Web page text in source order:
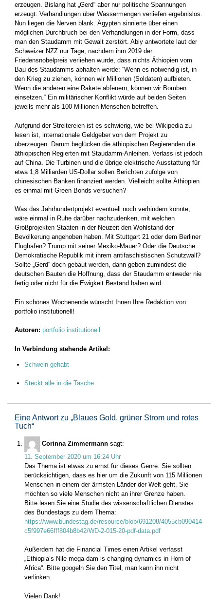
erzeugen. Bislang hat „Gerd“ aber nur politische Spannungen
erzeugt. Verhandlungen über Wassermengen verliefen ergebnislos.
Nun liegen die Nerven blank. Ägypten sinnierte über einen
möglichen Durchbruch bei den Verhandlungen in der Form, dass
man den Staudamm mit Gewalt zerstört. Abiy antwortete laut der
Schweizer NZZ nur Tage, nachdem ihm 2019 der
Friedensnobelpreis verliehen wurde, dass nichts Äthiopien vom
Bau des Staudamms abhalten werde: “Wenn es notwendig ist, in
den Krieg zu ziehen, können wir Millionen (Soldaten) aufbieten.
Wenn die anderen eine Rakete abfeuern, können wir Bomben
einsetzen.“ Ein militärischer Konflikt würde auf beiden Seiten
jeweils mehr als 100 Millionen Menschen betreffen.
Aufgrund der Streitereien ist es schwierig, wie bei Wikipedia zu
lesen ist, internationale Geldgeber von dem Projekt zu
überzeugen. Darum beglücken die äthiopischen Regierenden die
äthiopischen Regierten mit Staudamm-Anleihen. Verlass ist jedoch
auf China. Die Turbinen und die übrige elektrische Ausstattung für
etwa 1,8 Milliarden US-Dollar sollen Berichten zufolge von
chinesischen Banken finanziert werden. Vielleicht sollte Äthiopien
es einmal mit Green Bonds versuchen?
Was das Jahrhundertprojekt eventuell noch verhindern könnte,
wäre einmal in Ruhe darüber nachzudenken, mit welchen
Großprojekten Staaten in der Neuzeit den Wohlstand der
Bevölkerung angehoben haben. Mit Stuttgart 21 oder dem Berliner
Flughafen? Trump mit seiner Mexiko-Mauer? Oder die Deutsche
Demokratische Republik mit ihrem antifaschistischen Schutzwall?
Sollte „Gerd“ doch gebaut werden, dann geben zumindest die
deutschen Bauten die Hoffnung, dass der Staudamm entweder nie
fertig oder nicht für die Ewigkeit Bestand haben wird.
Ein schönes Wochenende wünscht Ihnen Ihre Redaktion von
portfolio institutionell!
Autoren: portfolio institutionell
In Verbindung stehende Artikel:
Schwein gehabt
Steckt alle in die Tasche
Eine Antwort zu „Blaues Gold, grüner Strom und rotes
Tuch“
Corinna Zimmermann sagt:
11. September 2020 um 16:24 Uhr
Das Thema ist etwas zu ernst für dieses Genre. Sie sollten
berücksichtigen, dass es hier um die Zukunft von 115 Millionen
Menschen in einem der ärmsten Länder der Welt geht. Sie
möchten so viele Menschen nicht an ihrer Grenze haben.
Bitte lesen Sie eine Studie des wissenschaftlichen Dienstes
des Bundestags zu dem Thema:
https://www.bundestag.de/resource/blob/691208/4055cb090414
c5f997e66fff804b8b42/WD-2-015-20-pdf-data.pdf
Außerdem hat die Financial Times einen Artikel verfasst
„Ethiopia’s Nile mega-dam is changing dynamics in Horn of
Africa“. Bitte googeln Sie den Titel, man kann ihn nicht
verlinken.
Vielen Dank!